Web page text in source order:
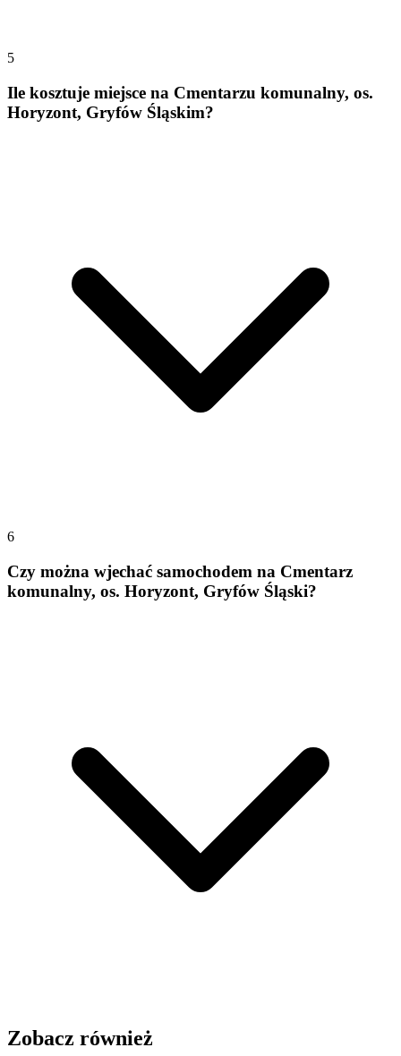
5
Ile kosztuje miejsce na Cmentarzu komunalny, os.
Horyzont, Gryfów Śląskim?
6
Czy można wjechać samochodem na Cmentarz
komunalny, os. Horyzont, Gryfów Śląski?
Zobacz również